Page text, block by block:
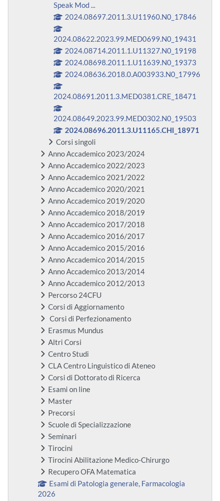
Speak Mod ...
2024.08697.2011.3.U11960.N0_17846
2024.08622.2023.99.MED0699.N0_19431
2024.08714.2011.1.U11327.N0_19198
2024.08698.2011.1.U11639.N0_19373
2024.08636.2018.0.A003933.N0_17996
2024.08691.2011.3.MED0381.CRE_18471
2024.08649.2023.99.MED0302.N0_19503
2024.08696.2011.3.U11165.CHI_18971
Corsi singoli
Anno Accademico 2023/2024
Anno Accademico 2022/2023
Anno Accademico 2021/2022
Anno Accademico 2020/2021
Anno Accademico 2019/2020
Anno Accademico 2018/2019
Anno Accademico 2017/2018
Anno Accademico 2016/2017
Anno Accademico 2015/2016
Anno Accademico 2014/2015
Anno Accademico 2013/2014
Anno Accademico 2012/2013
Percorso 24CFU
Corsi di Aggiornamento
Corsi di Perfezionamento
Erasmus Mundus
Altri Corsi
Centro Studi
CLA Centro Linguistico di Ateneo
Corsi di Dottorato di Ricerca
Esami on line
Master
Precorsi
Scuole di Specializzazione
Seminari
Tirocini
Tirocini Abilitazione Medico-Chirurgo
Recupero OFA Matematica
Esami di Patologia generale, Farmacologia
2026